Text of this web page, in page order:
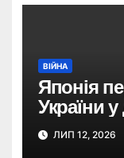
ВІЙНА
Японія
України
— іЛИП 12, 2026